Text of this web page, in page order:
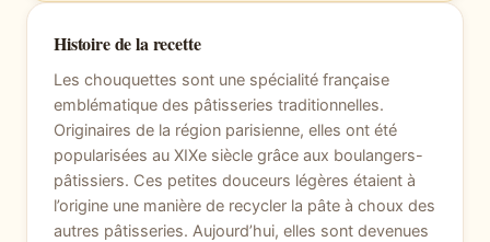
Histoire de la recette
Les chouquettes sont une spécialité française
emblématique des pâtisseries traditionnelles.
Originaires de la région parisienne, elles ont été
popularisées au XIXe siècle grâce aux boulangers-
pâtissiers. Ces petites douceurs légères étaient à
l’origine une manière de recycler la pâte à choux des
autres pâtisseries. Aujourd’hui, elles sont devenues